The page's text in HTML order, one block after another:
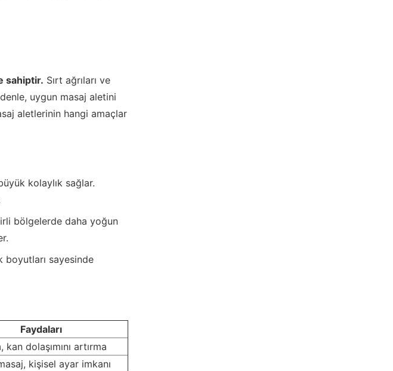
sahiptir. Sırt ağrıları ve
uygun masaj aletini
aletlerinin hangi amaçlar
kolaylık sağlar.
bölgelerde daha yoğun
boyutları sayesinde
Faydaları
kan dolaşımını artırma
kişisel ayar imkanı